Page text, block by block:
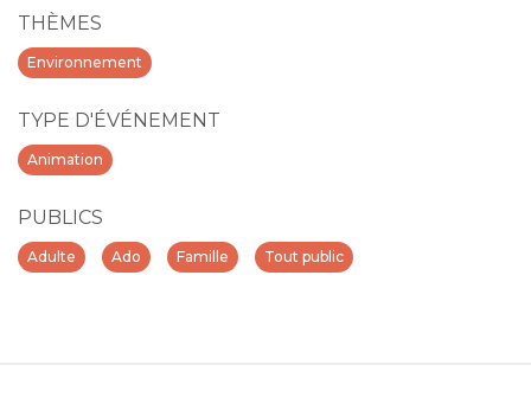
THÈMES
Environnement
TYPE D'ÉVÉNEMENT
Animation
PUBLICS
Adulte Ado Famille Tout public